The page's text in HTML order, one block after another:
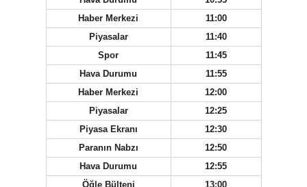
Haber Merkezi
11:00
Piyasalar
11:40
Spor
11:45
Hava Durumu
11:55
Haber Merkezi
12:00
Piyasalar
12:25
Piyasa Ekranı
12:30
Paranın Nabzı
12:50
Hava Durumu
12:55
Öğle Bülteni
13:00